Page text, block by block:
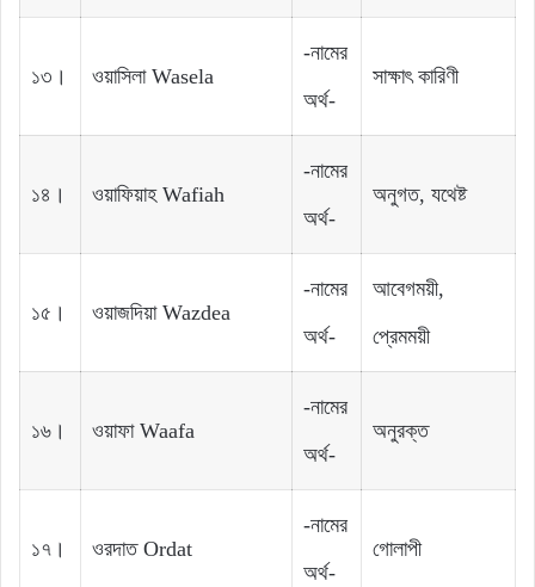
১৩। ওয়াসিলা Wasela
-নামের
অর্থ-
সাক্ষাৎ কারিণী
১৪। ওয়াফিয়াহ Wafiah
-নামের
অর্থ-
অনুগত, যথেষ্ট
১৫। ওয়াজদিয়া Wazdea
-নামের
অর্থ-
আবেগময়ী,
প্রেমময়ী
১৬। ওয়াফা Waafa
-নামের
অর্থ-
অনুরক্ত
১৭। ওরদাত Ordat
-নামের
অর্থ-
গোলাপী